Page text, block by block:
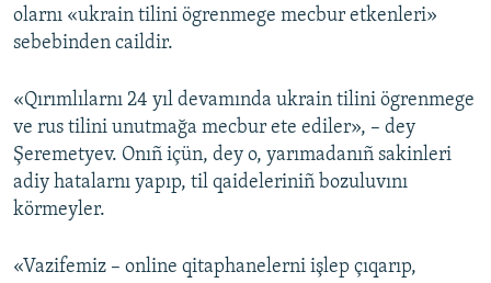
Українською
RFE/RS bütün saytları
olarnı «ukrain tilini ögrenmege mecbur etkenleri»
sebebinden caildir.
«Qırımlılarnı 24 yıl devamında ukrain tilini ögrenmege
ve rus tilini unutmağa mecbur ete ediler», – dey
Şeremetyev. Onıñ içün, dey o, yarımadanıñ sakinleri
adiy hatalarnı yapıp, til qaideleriniñ bozuluvını
körmeyler.
«Vazifemiz – online qitaphanelerni işlep çıqarıp,